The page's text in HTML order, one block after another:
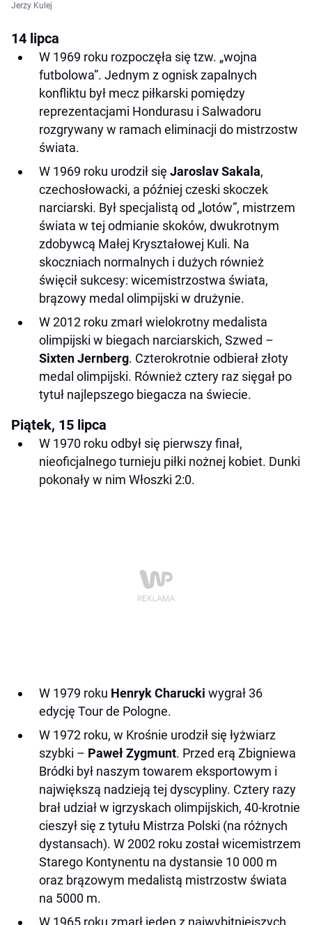
Jerzy Kulej
14 lipca
W 1969 roku rozpoczęła się tzw. „wojna
futbolowa”. Jednym z ognisk zapalnych
konfliktu był mecz piłkarski pomiędzy
reprezentacjami Hondurasu i Salwadoru
rozgrywany w ramach eliminacji do mistrzostw
świata.
W 1969 roku urodził się Jaroslav Sakala,
czechosłowacki, a później czeski skoczek
narciarski. Był specjalistą od „lotów”, mistrzem
świata w tej odmianie skoków, dwukrotnym
zdobywcą Małej Kryształowej Kuli. Na
skoczniach normalnych i dużych również
święcił sukcesy: wicemistrzostwa świata,
brązowy medal olimpijski w drużynie.
W 2012 roku zmarł wielokrotny medalista
olimpijski w biegach narciarskich, Szwed –
Sixten Jernberg. Czterokrotnie odbierał złoty
medal olimpijski. Również cztery raz sięgał po
tytuł najlepszego biegacza na świecie.
Piątek, 15 lipca
W 1970 roku odbył się pierwszy finał,
nieoficjalnego turnieju piłki nożnej kobiet. Dunki
pokonały w nim Włoszki 2:0.
W 1979 roku Henryk Charucki wygrał 36
edycję Tour de Pologne.
W 1972 roku, w Krośnie urodził się łyżwiarz
szybki – Paweł Zygmunt. Przed erą Zbigniewa
Bródki był naszym towarem eksportowym i
największą nadzieją tej dyscypliny. Cztery razy
brał udział w igrzyskach olimpijskich, 40-krotnie
cieszył się z tytułu Mistrza Polski (na różnych
dystansach). W 2002 roku został wicemistrzem
Starego Kontynentu na dystansie 10 000 m
oraz brązowym medalistą mistrzostw świata
na 5000 m.
W 1965 roku zmarł jeden z najwybitniejszych